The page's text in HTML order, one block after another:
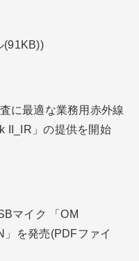
(91KB))
に最適な業務用赤外線
II_IR」の提供を開始
マイク 「OM
を発売(PDFファイ